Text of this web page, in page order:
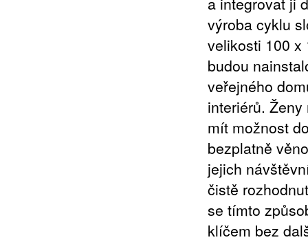
výroba cyklu
velikosti 100 x
budou
veřejného
interiérů.
mít možnost
bezplatně
jejich
čistě
se tímto
klíčem bez